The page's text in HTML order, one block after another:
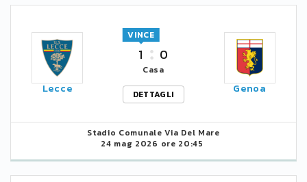
Lecce
1
VINCE
0
Casa
DETTAGLI
Genoa
Stadio Comunale Via Del Mare
24 mag 2026 ore 20:45